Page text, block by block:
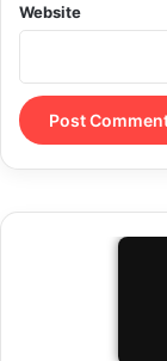
Website